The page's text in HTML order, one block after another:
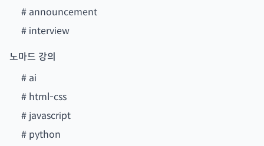
# announcement
# interview
노마드 강의
# ai
# html-css
# javascript
# python